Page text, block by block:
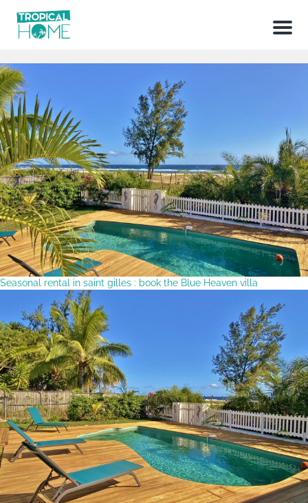
Menu
Seasonal rental in saint gilles : book the Blue Heaven villa